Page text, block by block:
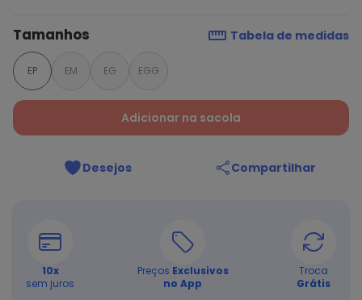
Tamanhos Tabela de medidas
EP EM EG EGG
Adicionar na sacola
Desejos Compartilhar
10x
sem juros
Preços Exclusivos
no App
Troca
Grátis